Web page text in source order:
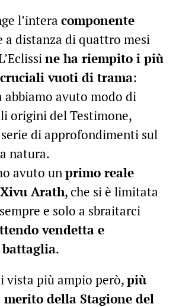
l’intera componente
a distanza di quattro mesi
ne ha riempito i più
vuoti di trama:
abbiamo avuto modo di
origini del Testimone,
di approfondimenti sul
natura.
avuto unprimo reale
Arath, che si è limitata
e solo a sbraitarci
vendetta e
.
vista più ampio però,più
merito della Stagione del